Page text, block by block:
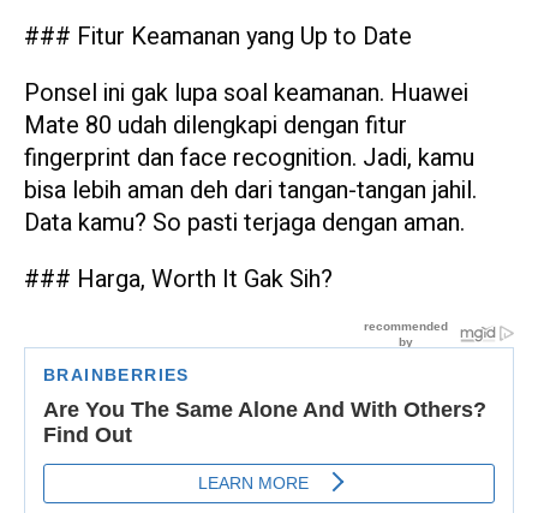
### Fitur Keamanan yang Up to Date
Ponsel ini gak lupa soal keamanan. Huawei
Mate 80 udah dilengkapi dengan fitur
fingerprint dan face recognition. Jadi, kamu
bisa lebih aman deh dari tangan-tangan jahil.
Data kamu? So pasti terjaga dengan aman.
### Harga, Worth It Gak Sih?